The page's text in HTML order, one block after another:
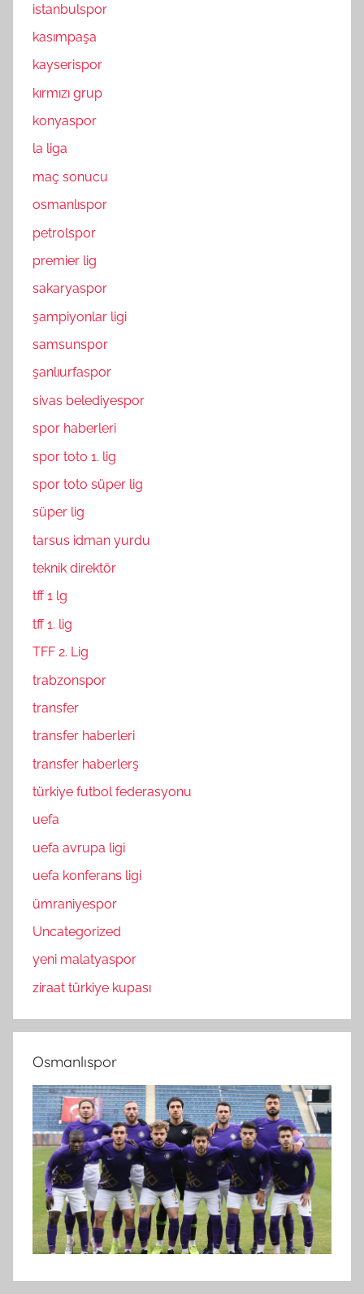
istanbulspor
kasımpaşa
kayserispor
kırmızı grup
konyaspor
la liga
maç sonucu
osmanlıspor
petrolspor
premier lig
sakaryaspor
şampiyonlar ligi
samsunspor
şanlıurfaspor
sivas belediyespor
spor haberleri
spor toto 1. lig
spor toto süper lig
süper lig
tarsus idman yurdu
teknik direktör
tff 1 lg
tff 1. lig
TFF 2. Lig
trabzonspor
transfer
transfer haberleri
transfer haberlerş
türkiye futbol federasyonu
uefa
uefa avrupa ligi
uefa konferans ligi
ümraniyespor
Uncategorized
yeni malatyaspor
ziraat türkiye kupası
Osmanlıspor